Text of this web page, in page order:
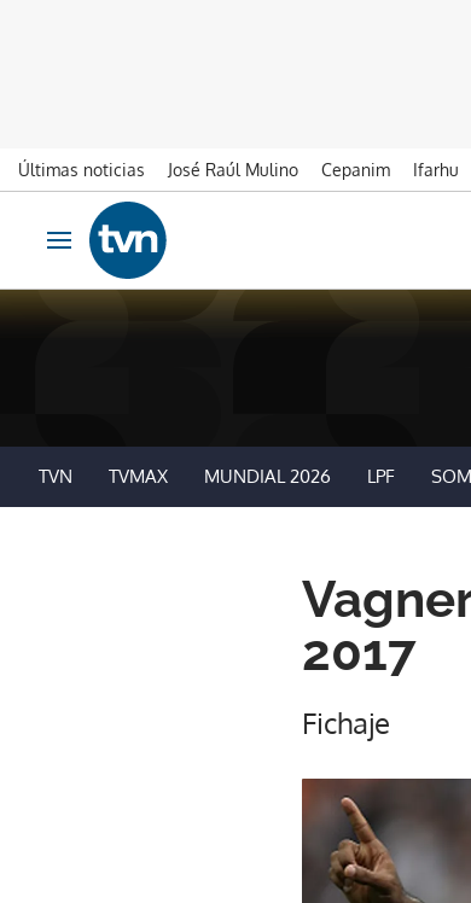
Últimas noticias José Raúl Mulino Cepanim Ifarhu
Ir al contenido
Obrir navegació
TVN TVMAX MUNDIAL 2026 LPF
2017
Fichaje